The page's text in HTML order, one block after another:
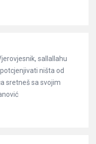
sallallahu
ništa od
sretneš sa svojim